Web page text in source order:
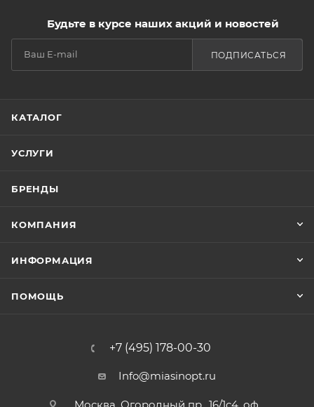
Будьте в курсе наших акций и новостей
ПОДПИСАТЬСЯ
КАТАЛОГ
УСЛУГИ
БРЕНДЫ
КОМПАНИЯ
ИНФОРМАЦИЯ
ПОМОЩЬ
+7 (495) 178-00-30
Info@miasinopt.ru